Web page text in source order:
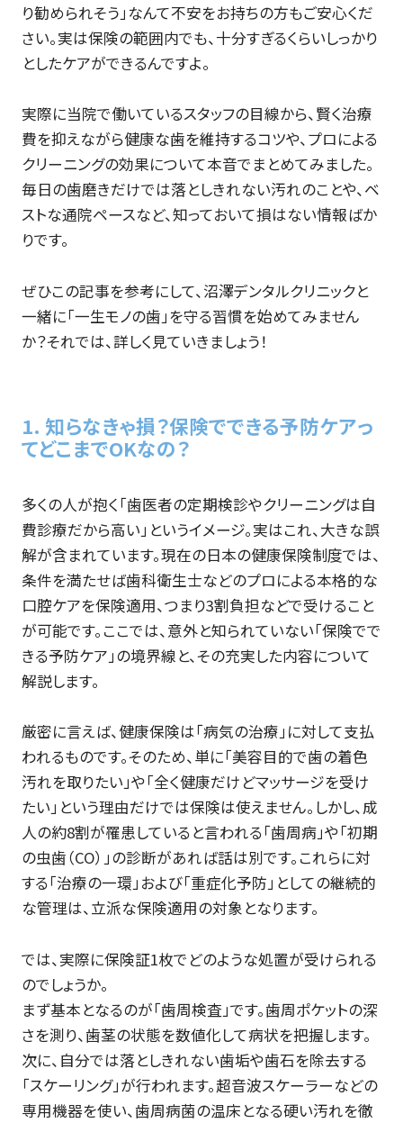
り勧められそう」なんて不安をお持ちの方もご安心くだ
さい。実は保険の範囲内でも、十分すぎるくらいしっかり
としたケアができるんですよ。
実際に当院で働いているスタッフの目線から、賢く治療
費を抑えながら健康な歯を維持するコツや、プロによる
クリーニングの効果について本音でまとめてみました。
毎日の歯磨きだけでは落としきれない汚れのことや、ベ
ストな通院ペースなど、知っておいて損はない情報ばか
りです。
ぜひこの記事を参考にして、沼澤デンタルクリニックと
一緒に「一生モノの歯」を守る習慣を始めてみません
か？それでは、詳しく見ていきましょう！
1. 知らなきゃ損？保険でできる予防ケアっ
てどこまでOKなの？
多くの人が抱く「歯医者の定期検診やクリーニングは自
費診療だから高い」というイメージ。実はこれ、大きな誤
解が含まれています。現在の日本の健康保険制度では、
条件を満たせば歯科衛生士などのプロによる本格的な
口腔ケアを保険適用、つまり3割負担などで受けること
が可能です。ここでは、意外と知られていない「保険でで
きる予防ケア」の境界線と、その充実した内容について
解説します。
厳密に言えば、健康保険は「病気の治療」に対して支払
われるものです。そのため、単に「美容目的で歯の着色
汚れを取りたい」や「全く健康だけどマッサージを受け
たい」という理由だけでは保険は使えません。しかし、成
人の約8割が罹患していると言われる「歯周病」や「初期
の虫歯（CO）」の診断があれば話は別です。これらに対
する「治療の一環」および「重症化予防」としての継続的
な管理は、立派な保険適用の対象となります。
では、実際に保険証1枚でどのような処置が受けられる
のでしょうか。
まず基本となるのが「歯周検査」です。歯周ポケットの深
さを測り、歯茎の状態を数値化して病状を把握します。
次に、自分では落としきれない歯垢や歯石を除去する
「スケーリング」が行われます。超音波スケーラーなどの
専用機器を使い、歯周病菌の温床となる硬い汚れを徹